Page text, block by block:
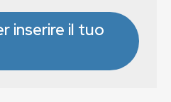
inserire il tuo